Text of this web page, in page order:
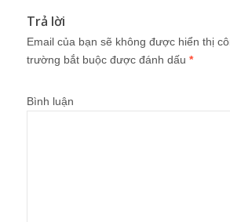
Trả lời
Email của bạn sẽ không được hiển thị
trường bắt buộc được đánh dấu *
Bình luận